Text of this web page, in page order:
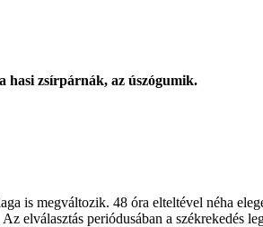
hasi zsírpárnák, az úszógumik.
is megváltozik. 48 óra elteltével néha
elválasztás periódusában a székrekedés